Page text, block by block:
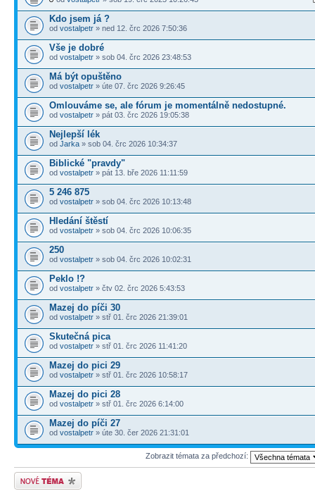
Kdo jsem já ?
od vostalpetr » ned 12. črc 2026 7:50:36
Vše je dobré
od vostalpetr » sob 04. črc 2026 23:48:53
Má být opuštěno
od vostalpetr » úte 07. črc 2026 9:26:45
Omlouváme se, ale fórum je momentálně nedostupné.
od vostalpetr » pát 03. črc 2026 19:05:38
Nejlepší lék
od Jarka » sob 04. črc 2026 10:34:37
Biblické "pravdy"
od vostalpetr » pát 13. bře 2026 11:11:59
5 246 875
od vostalpetr » sob 04. črc 2026 10:13:48
Hledání štěstí
od vostalpetr » sob 04. črc 2026 10:06:35
250
od vostalpetr » sob 04. črc 2026 10:02:31
Peklo !?
od vostalpetr » čtv 02. črc 2026 5:43:53
Mazej do píči 30
od vostalpetr » stř 01. črc 2026 21:39:01
Skutečná pica
od vostalpetr » stř 01. črc 2026 11:41:20
Mazej do pici 29
od vostalpetr » stř 01. črc 2026 10:58:17
Mazej do pici 28
od vostalpetr » stř 01. črc 2026 6:14:00
Mazej do píči 27
od vostalpetr » úte 30. čer 2026 21:31:01
Zobrazit témata za předchozí:
Odeslat nové téma